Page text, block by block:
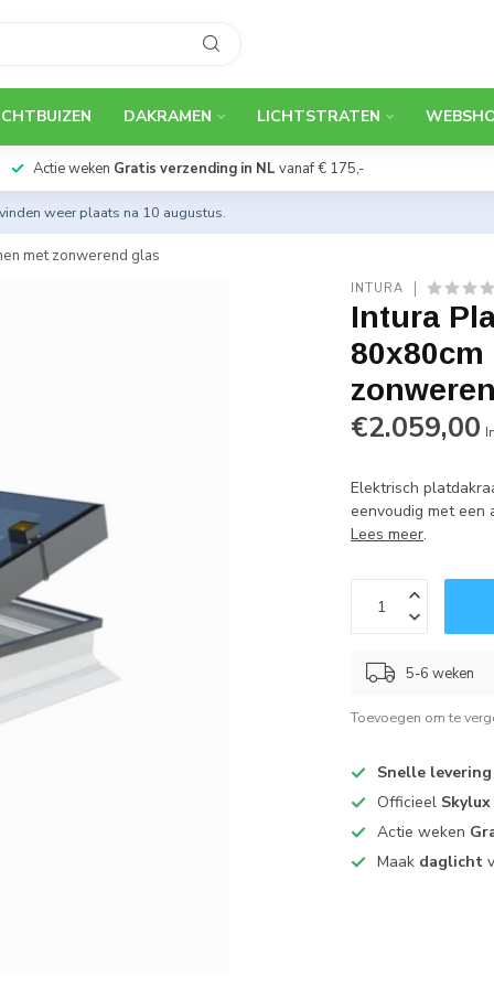
DAKRAMEN LICHTSTRATEN
Actie weken Gratis verzending in NL vanaf € 175,-
weer plaats na 10 augustus.
met zonwerend glas
INTURA
Intura
€2.059,00
Elektrisch
eenvoudig met een
Lees meer.
5-6 weken
Toevoegen om te
Snelle levering
Officieel
Actie weken
Maak daglicht